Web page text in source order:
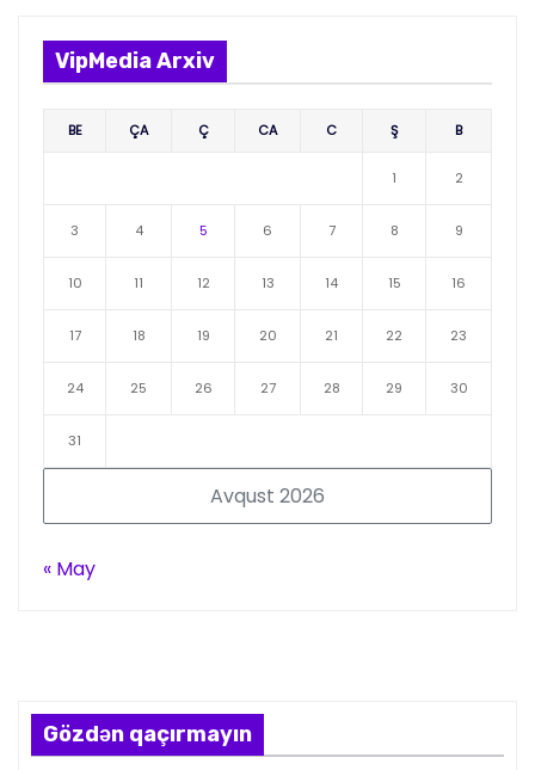
VipMedia Arxiv
Avqust 2026
BE ÇA Ç CA C Ş B
1 2
3 4 5 6 7 8 9
10 11 12 13 14 15 16
17 18 19 20 21 22 23
24 25 26 27 28 29 30
31
« May
Gözdən qaçırmayın